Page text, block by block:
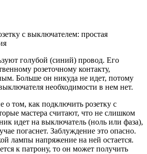
голубой (синий) провод. Его
розеточному контакту,
Больше он никуда не идет, потому
необходимости в нем нет.
о том, как подключить розетку с
мастера считают, что не слишком
идет на выключатель (ноль или фаза),
погаснет. Заблуждение это опасно.
лампы напряжение на ней остается.
к патрону, то он может получить